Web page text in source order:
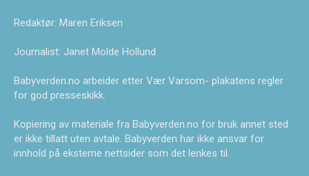
Redaktør: Maren Eriksen
Journalist: Janet Molde Hollund
Babyverden.no arbeider etter Vær Varsom- plakatens regler
for god presseskikk.
Kopiering av materiale fra Babyverden.no for bruk annet sted
er ikke tillatt uten avtale. Babyverden har ikke ansvar for
innhold på eksterne nettsider som det lenkes til.